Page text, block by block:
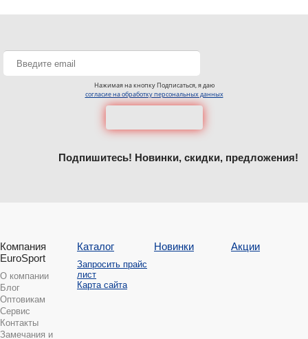
Нажимая на кнопку Подписаться, я даю
согласие на обработку персональных данных
Подпишитесь! Новинки, скидки, предложения!
Компания
EuroSport
О компании
Блог
Оптовикам
Сервис
Контакты
Замечания и
Каталог
Запросить прайс
лист
Карта сайта
Новинки Акции